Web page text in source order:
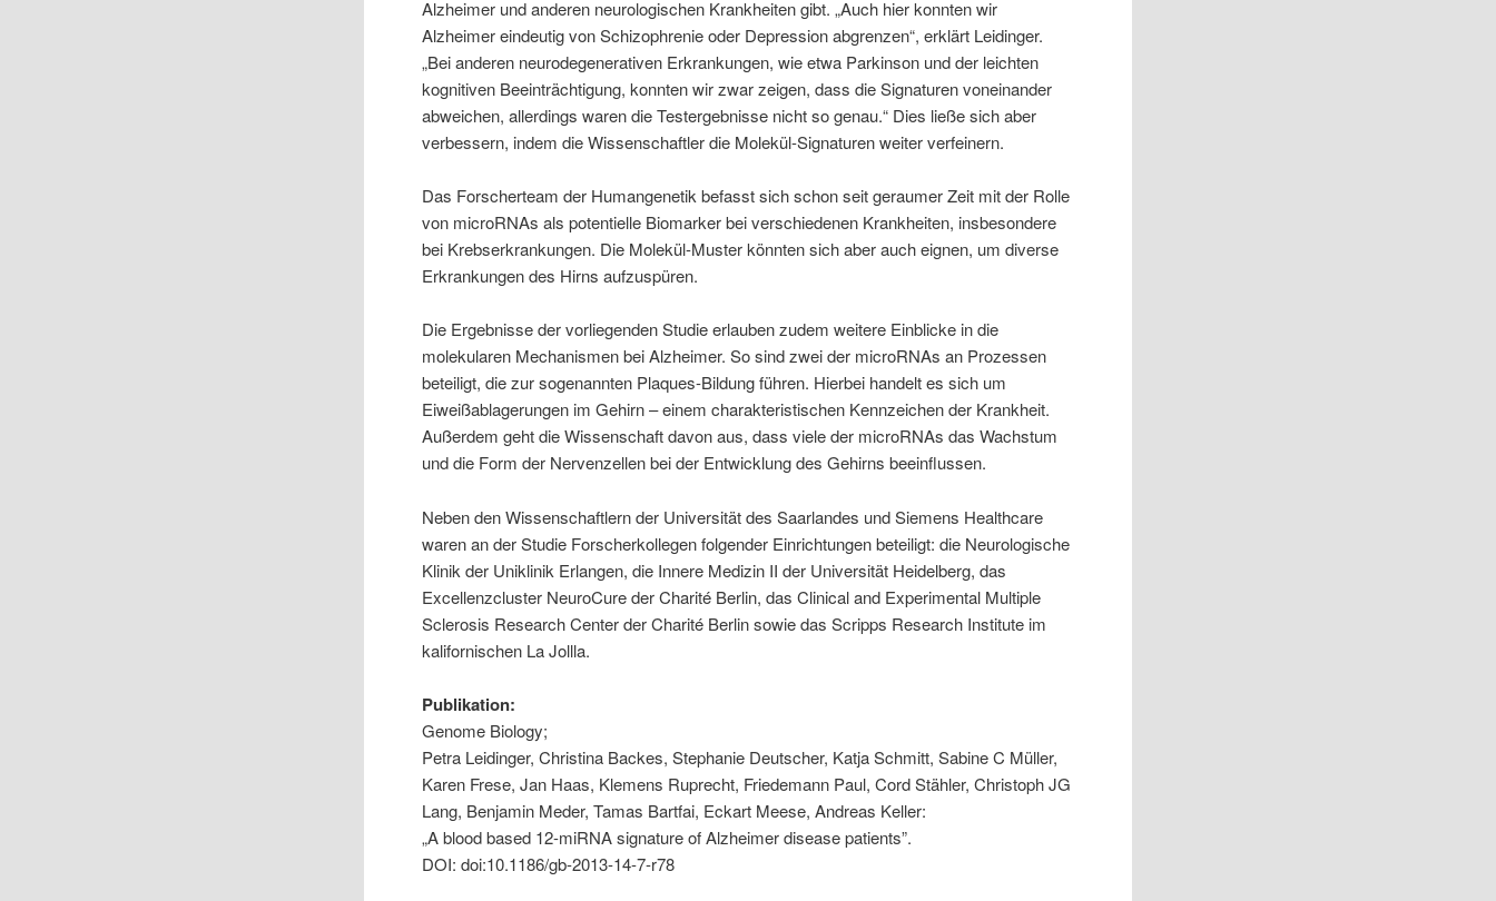
Alzheimer und anderen neurologischen Krankheiten gibt. „Auch hier konnten wir
Alzheimer eindeutig von Schizophrenie oder Depression abgrenzen“, erklärt Leidinger.
„Bei anderen neurodegenerativen Erkrankungen, wie etwa Parkinson und der leichten
kognitiven Beeinträchtigung, konnten wir zwar zeigen, dass die Signaturen voneinander
abweichen, allerdings waren die Testergebnisse nicht so genau.“ Dies ließe sich aber
verbessern, indem die Wissenschaftler die Molekül-Signaturen weiter verfeinern.
Das Forscherteam der Humangenetik befasst sich schon seit geraumer Zeit mit der Rolle
von microRNAs als potentielle Biomarker bei verschiedenen Krankheiten, insbesondere
bei Krebserkrankungen. Die Molekül-Muster könnten sich aber auch eignen, um diverse
Erkrankungen des Hirns aufzuspüren.
Die Ergebnisse der vorliegenden Studie erlauben zudem weitere Einblicke in die
molekularen Mechanismen bei Alzheimer. So sind zwei der microRNAs an Prozessen
beteiligt, die zur sogenannten Plaques-Bildung führen. Hierbei handelt es sich um
Eiweißablagerungen im Gehirn – einem charakteristischen Kennzeichen der Krankheit.
Außerdem geht die Wissenschaft davon aus, dass viele der microRNAs das Wachstum
und die Form der Nervenzellen bei der Entwicklung des Gehirns beeinflussen.
Neben den Wissenschaftlern der Universität des Saarlandes und Siemens Healthcare
waren an der Studie Forscherkollegen folgender Einrichtungen beteiligt: die Neurologische
Klinik der Uniklinik Erlangen, die Innere Medizin II der Universität Heidelberg, das
Excellenzcluster NeuroCure der Charité Berlin, das Clinical and Experimental Multiple
Sclerosis Research Center der Charité Berlin sowie das Scripps Research Institute im
kalifornischen La Jollla.
Publikation:
Genome Biology;
Petra Leidinger, Christina Backes, Stephanie Deutscher, Katja Schmitt, Sabine C Müller,
Karen Frese, Jan Haas, Klemens Ruprecht, Friedemann Paul, Cord Stähler, Christoph JG
Lang, Benjamin Meder, Tamas Bartfai, Eckart Meese, Andreas Keller:
„A blood based 12-miRNA signature of Alzheimer disease patients”.
DOI: doi:10.1186/gb-2013-14-7-r78